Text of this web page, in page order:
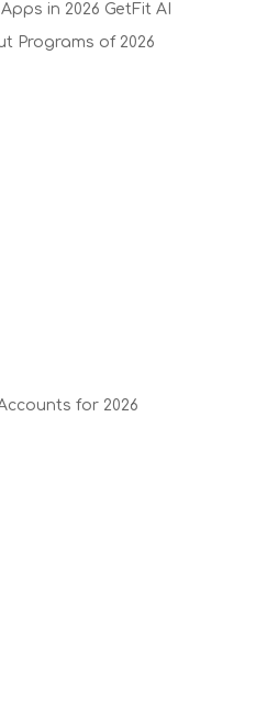
in 2026 GetFit AI
Programs of 2026
for 2026